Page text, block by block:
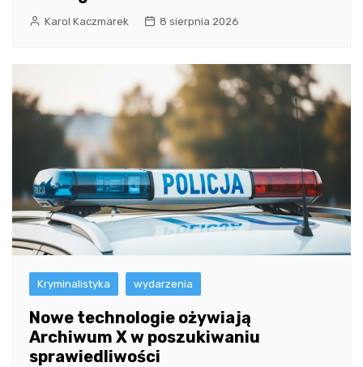
Karol Kaczmarek 8 sierpnia 2026
Kryminalistyka wydarzenia
Nowe technologie ożywiają
Archiwum X w poszukiwaniu
sprawiedliwości